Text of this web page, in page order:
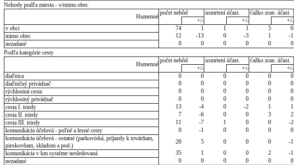
Nehody podľa miesta - v/mimo obec
Humenné
počet nehôd usmrtení účast. ťažko zran. účast.
+/-
+/- +/-
v obci
74 1 1 1 5 0
mimo obec
12 -13 0 -3 1 -1
nezadané
0 0 0 0 0 0
Podľa kategórie cesty
Humenné
počet nehôd usmrtení účast. ťažko zran. účast.
+/-
+/- +/-
diaľnica
0 0 0 0 0 0
diaľničný privádzač
0 0 0 0 0 0
rýchlostná cesta
0 0 0 0 0 0
rýchlostný privádzač
0 0 0 0 0 0
cesta I. triedy
13 -4 0 -2 1 1
cesta II. triedy
7 -6 0 0 3 2
cesta III. triedy
11 -7 1 0 0 -2
komunikácia účelová - poľné a lesné cesty
0 -1 0 0 0 0
komunikácia účelová - ostatné (parkoviská, príjazdy k továrňam,
pieskovňam, skladom a pod.)
20 5 0 0 0 -1
komunikácia v km systéme nesledovaná
35 1 0 0 2 -1
nezadané
0 0 0 0 0 0